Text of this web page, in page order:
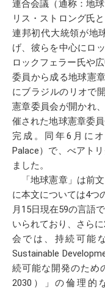
連合会議（通称：地
リス・ストロング氏
連邦初代大統領が地
げ、彼らを中心にロ
ロックフェラー氏や
委員から成る地球憲
にブラジルのリオで
憲章委員会が開かれ
催された地球憲章委
完成。同年6月に
Palace）で、べアト
ました。
「地球憲章」は前
に本文については4つ
月15日現在59の言語
いられており、さら
会では、持続可能
Sustainable
続可能な開発のため
2030）」の倫理的